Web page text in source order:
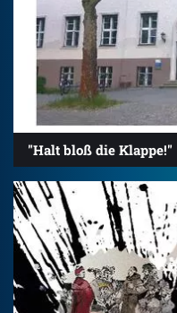
"Halt bloß die Klappe!"